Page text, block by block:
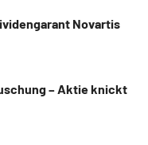
Novartis
– Aktie knickt